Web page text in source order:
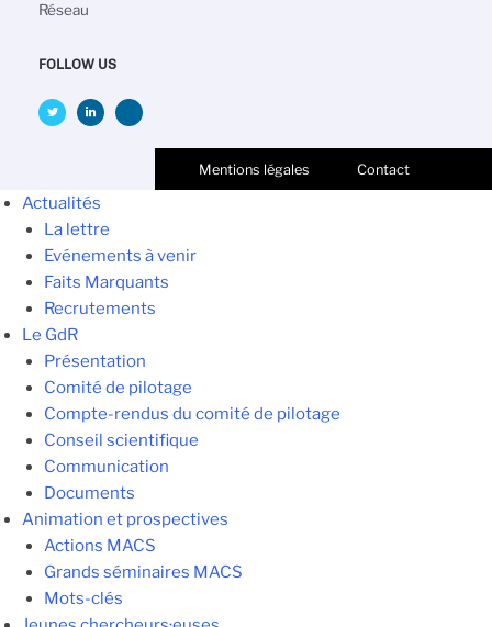
Réseau
FOLLOW US
Mentions légales Contact
Actualités
La lettre
Evénements à venir
Faits Marquants
Recrutements
Le GdR
Présentation
Comité de pilotage
Compte-rendus du comité de pilotage
Conseil scientifique
Communication
Documents
Animation et prospectives
Actions MACS
Grands séminaires MACS
Mots-clés